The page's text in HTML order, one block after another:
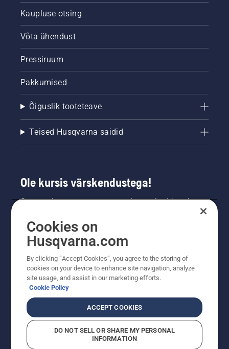
Kaupluse otsing
Võta ühendust
Pressiruum
Pakkumised
Õiguslik tooteteave
Teised Husqvarna saidid
Ole kursis värskendustega!
Saa uusimat teavet uute toodete, eripakkumiste
saamiseks siin.
Cookies on
Husqvarna.com
By clicking “Accept Cookies”, you agree to the storing of
cookies on your device to enhance site navigation, analyze
site usage, and assist in our marketing efforts.
Cookie Policy
ACCEPT COOKIES
DO NOT SELL OR SHARE MY PERSONAL
INFORMATION